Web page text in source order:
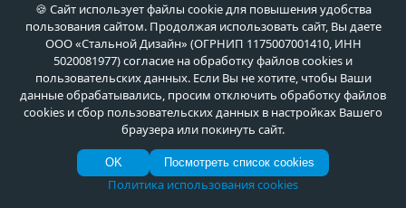
Полезное
Новости
Контакты
Документы
Фото продукции
Гарантии и возврат
Каталог дверей
Двери со скидкой
Популярные двери
Двери в дом
Парадные двери
Двери в квартиру
🍪 Сайт использует файлы cookie для повышения удобства
пользования сайтом. Продолжая использовать сайт, Вы даете
ООО «Стальной Дизайн» (ОГРНИП 1175007001410, ИНН
5020081977) согласие на обработку файлов cookies и
пользовательских данных. Если Вы не хотите, чтобы Ваши
данные обрабатывались, просим отключить обработку файлов
cookies и сбор пользовательских данных в настройках Вашего
браузера или покинуть сайт.
OK Посмотреть список cookies
Политика использования cookies